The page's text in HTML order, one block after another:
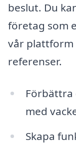
beslut. Du
företag som
vår plattform
referenser.
med
Skapa